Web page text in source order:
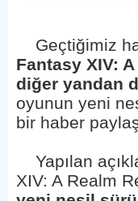
Geçtiğimiz
Fantasy XIV:
diğer yandan
oyunun yeni
bir haber
Yapılan
XIV: A Realm